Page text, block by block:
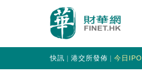
快訊 港交所發佈 今日IPO